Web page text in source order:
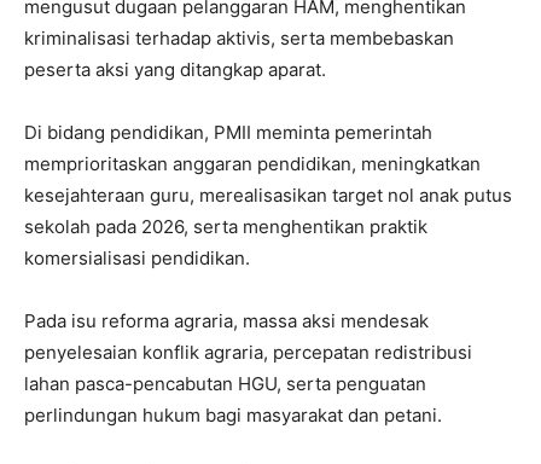
mengusut dugaan pelanggaran HAM, menghentikan
kriminalisasi terhadap aktivis, serta membebaskan
peserta aksi yang ditangkap aparat.
Di bidang pendidikan, PMII meminta pemerintah
memprioritaskan anggaran pendidikan, meningkatkan
kesejahteraan guru, merealisasikan target nol anak putus
sekolah pada 2026, serta menghentikan praktik
komersialisasi pendidikan.
Pada isu reforma agraria, massa aksi mendesak
penyelesaian konflik agraria, percepatan redistribusi
lahan pasca-pencabutan HGU, serta penguatan
perlindungan hukum bagi masyarakat dan petani.